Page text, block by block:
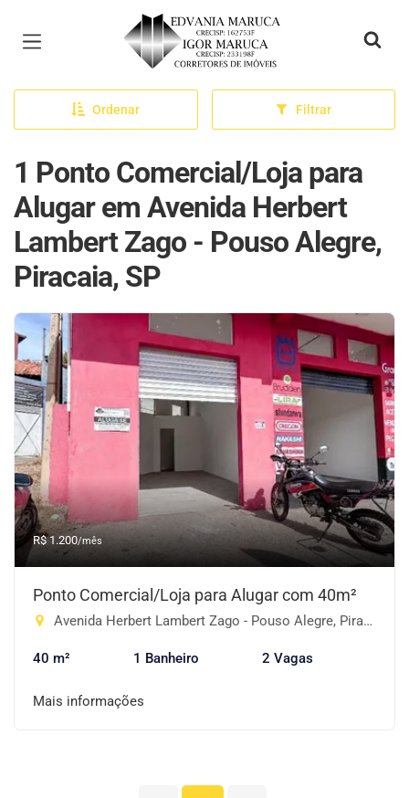
Página inicial
Ordenar Filtrar
1 Ponto Comercial/Loja para
Alugar em Avenida Herbert
Lambert Zago - Pouso Alegre,
Piracaia, SP
R$ 1.200/mês
Ponto Comercial/Loja para Alugar com 40m²
Avenida Herbert Lambert Zago - Pouso Alegre, Piracaia-SP
40 m² 1 Banheiro 2 Vagas
Mais informações